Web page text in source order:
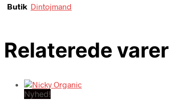
Butik Dintojmand
Relaterede varer
Nyhed!